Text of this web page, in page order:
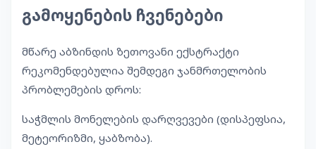
გამოყენების ჩვენებები
მწარე აბზინდის ზეთოვანი ექსტრაქტი
რეკომენდებულია შემდეგი ჯანმრთელობის
პრობლემების დროს:
საჭმლის მონელების დარღვევები (დისპეფსია,
მეტეორიზმი, ყაბზობა).